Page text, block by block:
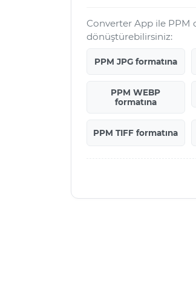
Converter App ile PPM
dönüştürebilirsiniz:
PPM JPG formatına
PPM WEBP
formatına
PPM TIFF formatına